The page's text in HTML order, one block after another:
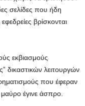
σελίδες που ήδη
βρίσκονται
εκβιασμούς
δικαστικών λειτουργών
που έφεραν
έγινε άσπρο.